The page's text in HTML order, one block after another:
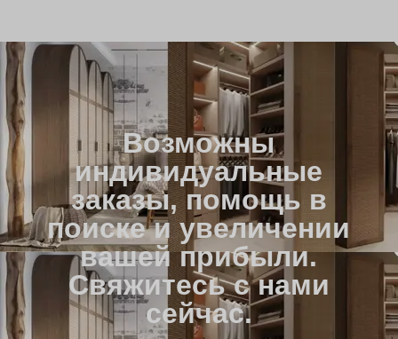
Возможны
индивидуальные
заказы, помощь в
поиске и увеличении
вашей прибыли.
Свяжитесь с нами
сейчас.